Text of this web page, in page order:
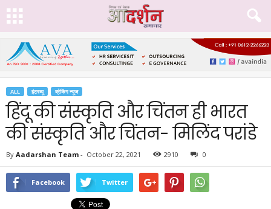
ALL इंटरव्यू ब्रेकिंग न्यूज
हिंदू की संस्कृति और चिंतन ही भारत
की संस्कृति और चिंतन- मिलिंद परांडे
By Aadarshan Team - October 22, 2021 2910 0
Facebook Twitter